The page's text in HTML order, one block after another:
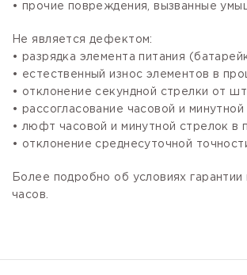
• прочие повреждения, вызванные
Не является дефектом:
• разрядка элемента питания
• естественный износ элементов в
• отклонение секундной стрелки от
• рассогласование часовой и
• люфт часовой и минутной стрелок в
• отклонение среднесуточной
Более подробно об условиях
часов.